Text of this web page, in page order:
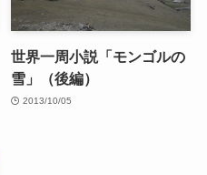
世界一周小説「モンゴルの
雪」（後編）
2013/10/05